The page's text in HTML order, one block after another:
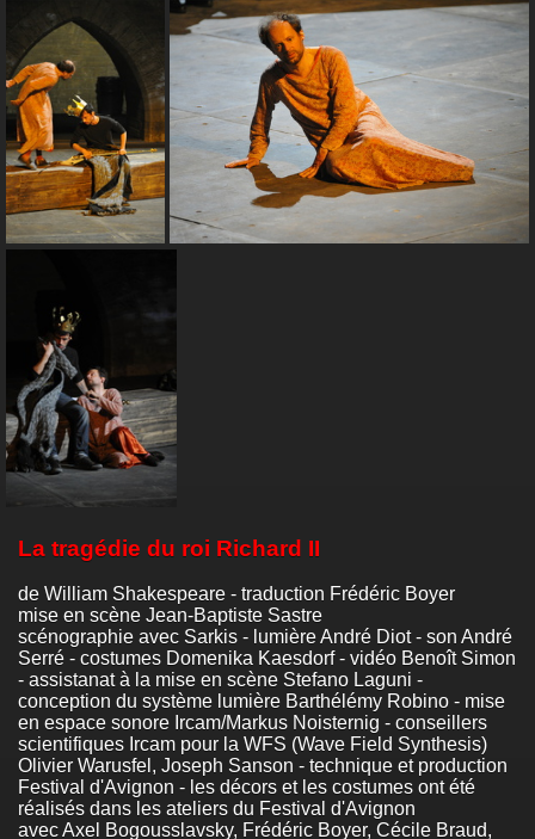
La tragédie du roi Richard II
de William Shakespeare - traduction Frédéric Boyer
mise en scène Jean-Baptiste Sastre
scénographie avec Sarkis - lumière André Diot - son André
Serré - costumes Domenika Kaesdorf - vidéo Benoît Simon
- assistanat à la mise en scène Stefano Laguni -
conception du système lumière Barthélémy Robino - mise
en espace sonore Ircam/Markus Noisternig - conseillers
scientifiques Ircam pour la WFS (Wave Field Synthesis)
Olivier Warusfel, Joseph Sanson - technique et production
Festival d'Avignon - les décors et les costumes ont été
réalisés dans les ateliers du Festival d'Avignon
avec Axel Bogousslavsky, Frédéric Boyer, Cécile Braud,